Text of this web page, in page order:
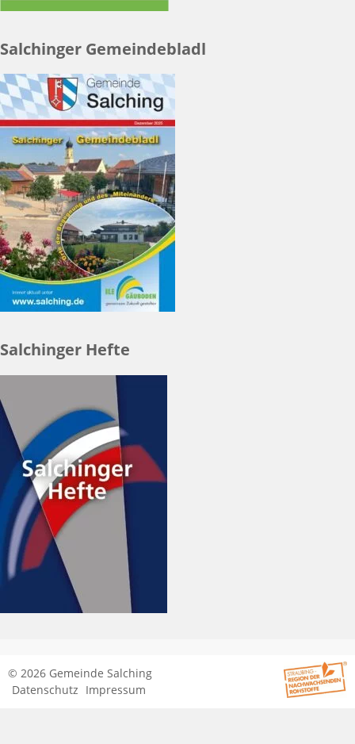
Salchinger Gemeindebladl
Salchinger Hefte
© 2026 Gemeinde Salching
Datenschutz Impressum